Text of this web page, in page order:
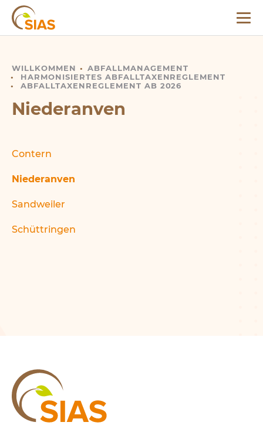
Menü
WILLKOMMEN
ABFALLMANAGEMENT
HARMONISIERTES ABFALLTAXENREGLEMENT
ABFALLTAXENREGLEMENT AB 2026
NIEDERANVEN
Niederanven
Contern
Niederanven
Sandweiler
Schüttringen